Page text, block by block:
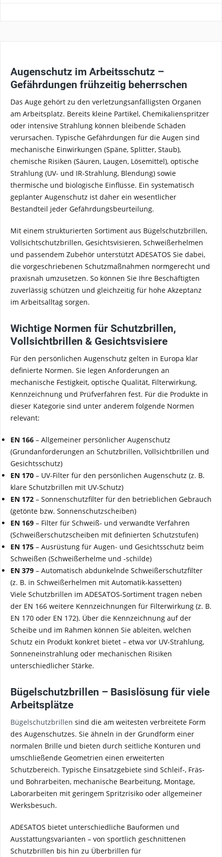
Augenschutz im Arbeitsschutz –
Gefährdungen frühzeitig beherrschen
Das Auge gehört zu den verletzungsanfälligsten Organen
am Arbeitsplatz. Bereits kleine Partikel, Chemikalienspritzer
oder intensive Strahlung können bleibende Schäden
verursachen. Typische Gefährdungen für die Augen sind
mechanische Einwirkungen (Späne, Splitter, Staub),
chemische Risiken (Säuren, Laugen, Lösemittel), optische
Strahlung (UV- und IR-Strahlung, Blendung) sowie
thermische und biologische Einflüsse. Ein systematisch
geplanter Augenschutz ist daher ein wesentlicher
Bestandteil jeder Gefährdungsbeurteilung.
Mit einem strukturierten Sortiment aus Bügelschutzbrillen,
Vollsichtschutzbrillen, Gesichtsvisieren, Schweißerhelmen
und passendem Zubehör unterstützt ADESATOS Sie dabei,
die vorgeschriebenen Schutzmaßnahmen normgerecht und
praxisnah umzusetzen. So können Sie Ihre Beschäftigten
zuverlässig schützen und gleichzeitig für hohe Akzeptanz
im Arbeitsalltag sorgen.
Wichtige Normen für Schutzbrillen,
Vollsichtbrillen & Gesichtsvisiere
Für den persönlichen Augenschutz gelten in Europa klar
definierte Normen. Sie legen Anforderungen an
mechanische Festigkeit, optische Qualität, Filterwirkung,
Kennzeichnung und Prüfverfahren fest. Für die Produkte in
dieser Kategorie sind unter anderem folgende Normen
relevant:
EN 166 – Allgemeiner persönlicher Augenschutz
(Grundanforderungen an Schutzbrillen, Vollsichtbrillen und
Gesichtsschutz)
EN 170 – UV-Filter für den persönlichen Augenschutz (z. B.
klare Schutzbrillen mit UV-Schutz)
EN 172 – Sonnenschutzfilter für den betrieblichen Gebrauch
(getönte bzw. Sonnenschutzscheiben)
EN 169 – Filter für Schweiß- und verwandte Verfahren
(Schweißerschutzscheiben mit definierten Schutzstufen)
EN 175 – Ausrüstung für Augen- und Gesichtsschutz beim
Schweißen (Schweißerhelme und -schilde)
EN 379 – Automatisch abdunkelnde Schweißerschutzfilter
(z. B. in Schweißerhelmen mit Automatik-kassetten)
Viele Schutzbrillen im ADESATOS-Sortiment tragen neben
der EN 166 weitere Kennzeichnungen für Filterwirkung (z. B.
EN 170 oder EN 172). Über die Kennzeichnung auf der
Scheibe und im Rahmen können Sie ableiten, welchen
Schutz ein Produkt konkret bietet – etwa vor UV-Strahlung,
Sonneneinstrahlung oder mechanischen Risiken
unterschiedlicher Stärke.
Bügelschutzbrillen – Basislösung für viele
Arbeitsplätze
Bügelschutzbrillen sind die am weitesten verbreitete Form
des Augenschutzes. Sie ähneln in der Grundform einer
normalen Brille und bieten durch seitliche Konturen und
umschließende Geometrien einen erweiterten
Schutzbereich. Typische Einsatzgebiete sind Schleif-, Fräs-
und Bohrarbeiten, mechanische Bearbeitung, Montage,
Laborarbeiten mit geringem Spritzrisiko oder allgemeiner
Werksbesuch.
ADESATOS bietet unterschiedliche Bauformen und
Ausstattungsvarianten – von sportlich geschnittenen
Schutzbrillen bis hin zu Überbrillen für